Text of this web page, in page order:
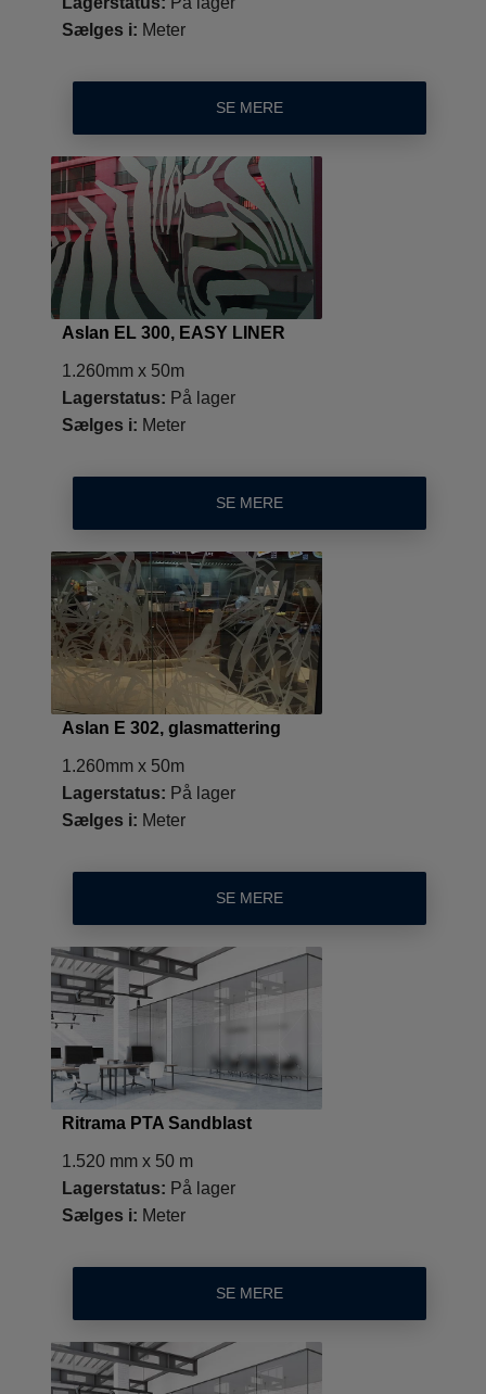
Sælges i: Meter
SE MERE
Aslan EL 300, EASY LINER
1.260mm x 50m
Lagerstatus: På lager
Sælges i: Meter
SE MERE
Aslan E 302, glasmattering
1.260mm x 50m
Lagerstatus: På lager
Sælges i: Meter
SE MERE
Ritrama PTA Sandblast
1.520 mm x 50 m
Lagerstatus: På lager
Sælges i: Meter
SE MERE